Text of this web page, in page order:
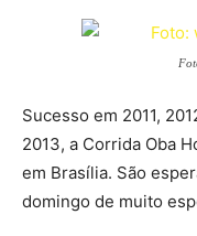
Sucesso em 2011,
2013, a Corrida Oba
em Brasília. São
domingo de muito